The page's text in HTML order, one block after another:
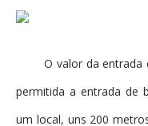
O valor da entrada
permitida a entrada de
um local, uns 200